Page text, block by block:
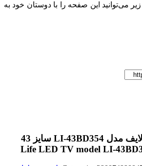
می‌توانید این صفحه را با دوستان خود به
تلویزیون ال ای دی لایف مدل LI-43BD354 سایز 43
Life LED TV model LI-